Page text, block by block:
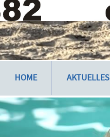
HOME AKTUELLES